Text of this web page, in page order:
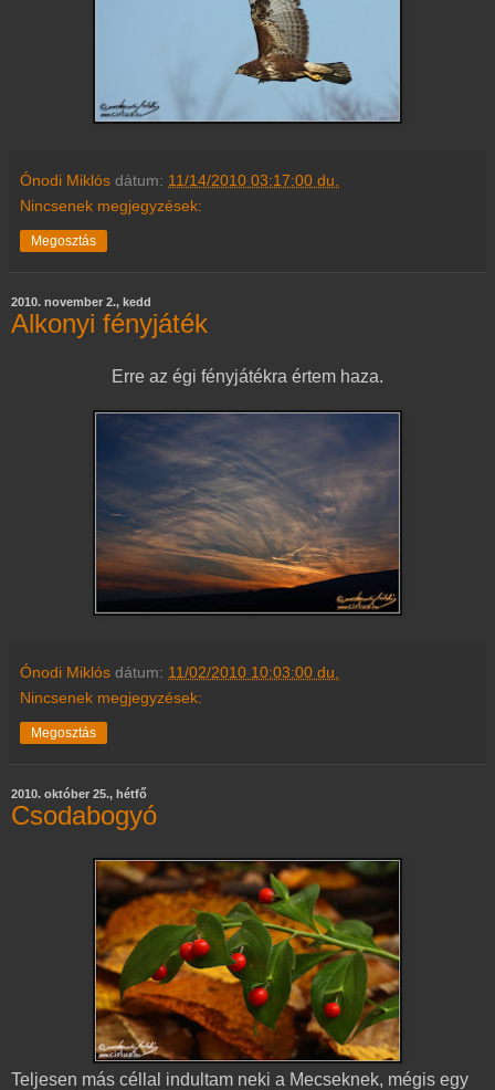
Ónodi Miklós dátum: 11/14/2010 03:17:00 du.
Nincsenek megjegyzések:
Megosztás
2010. november 2., kedd
Alkonyi fényjáték
Erre az égi fényjátékra értem haza.
Ónodi Miklós dátum: 11/02/2010 10:03:00 du.
Nincsenek megjegyzések:
Megosztás
2010. október 25., hétfő
Csodabogyó
Teljesen más céllal indultam neki a Mecseknek, mégis egy